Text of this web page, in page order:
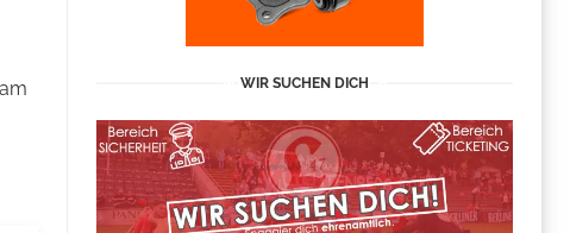
WIR SUCHEN DICH